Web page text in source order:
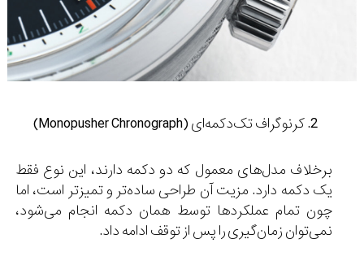
2. کرنوگراف تک‌دکمه‌ای (Monopusher Chronograph)
برخلاف مدل‌های معمول که دو دکمه دارند، این نوع فقط
یک دکمه دارد. مزیت آن طراحی ساده‌تر و تمیزتر است، اما
چون تمام عملکردها توسط همان دکمه انجام می‌شود،
نمی‌توان زمان‌گیری را پس از توقف ادامه داد.